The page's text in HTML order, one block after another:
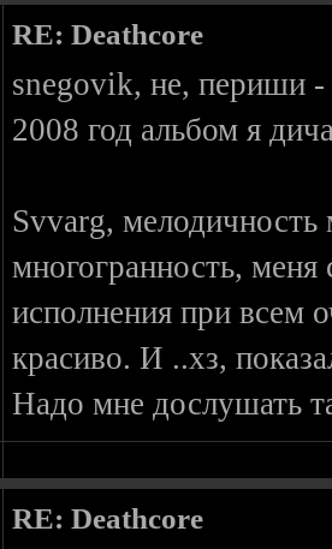
RE: Deathcore
snegovik, не, периши -
2008 год альбом я
Svvarg,
многогранность, меня
исполнения при всем
красиво. И ..хз,
Надо мне дослушать
RE: Deathcore